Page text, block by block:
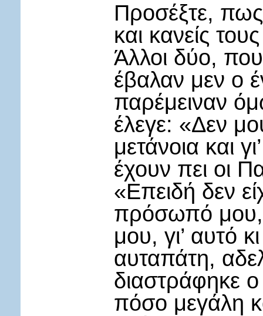
Προσέξτε,
και κανείς
Άλλοι δύο,
έβαλαν μεν ο
παρέμειναν
έλεγε: «Δεν
μετάνοια και
έχουν πει οι
«Επειδή δεν
πρόσωπό μου,
μου, γι’ αυτό
αυταπάτη,
διαστράφηκε
πόσο μεγάλη